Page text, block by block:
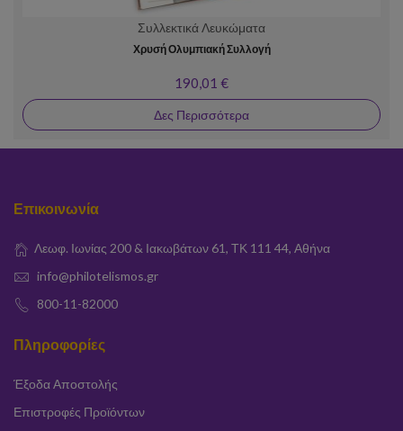
Συλλεκτικά Λευκώματα
Χρυσή Ολυμπιακή Συλλογή
190,01 €
Δες Περισσότερα
Επικοινωνία
Λεωφ. Ιωνίας 200 & Ιακωβάτων 61, ΤΚ 111 44, Αθήνα
info@philotelismos.gr
800-11-82000
Πληροφορίες
Έξοδα Αποστολής
Επιστροφές Προϊόντων